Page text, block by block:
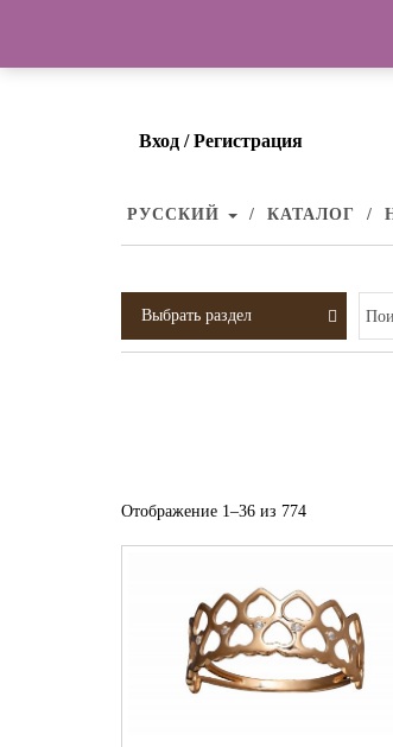
Вход / Регистрация
РУССКИЙ КАТАЛОГ
Выбрать раздел
Отображение 1–36 из 774